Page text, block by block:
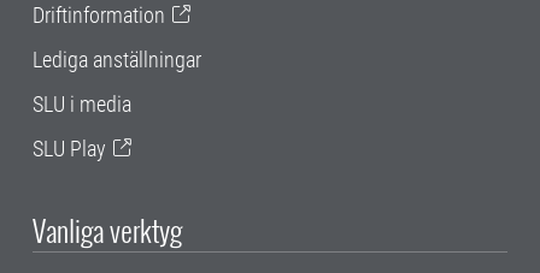
Driftinformation
Lediga anställningar
SLU i media
SLU Play
Vanliga verktyg